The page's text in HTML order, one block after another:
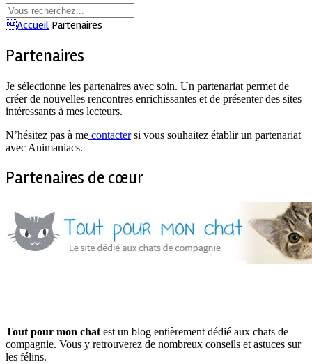
Accueil Partenaires
Partenaires
Je sélectionne les partenaires avec soin. Un partenariat permet de
créer de nouvelles rencontres enrichissantes et de présenter des sites
intéressants à mes lecteurs.
N’hésitez pas à me contactersi vous souhaitez établir un partenariat
avec Animaniacs.
Partenaires de cœur
Tout pour mon chatest un blog entièrement dédié aux chats de
compagnie. Vous y retrouverez de nombreux conseils et astuces sur
les félins.